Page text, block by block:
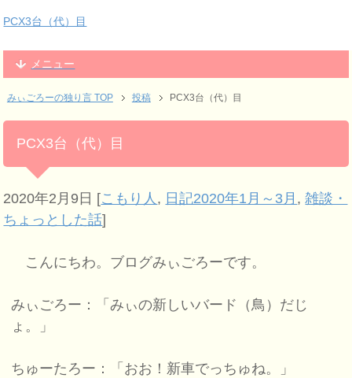
PCX3台（代）目
メニュー
みぃごろーの独り言 TOP 投稿 PCX3台（代）目
PCX3台（代）目
2020年2月9日 [こもり人 , 日記2020年1月～3月 ,雑談・
ちょっとした話]
こんにちわ。ブログみぃごろーです。
みぃごろー：「みぃの新しいバード（鳥）だじ
ょ。」
ちゅーたろー：「おお！新車でっちゅね。」